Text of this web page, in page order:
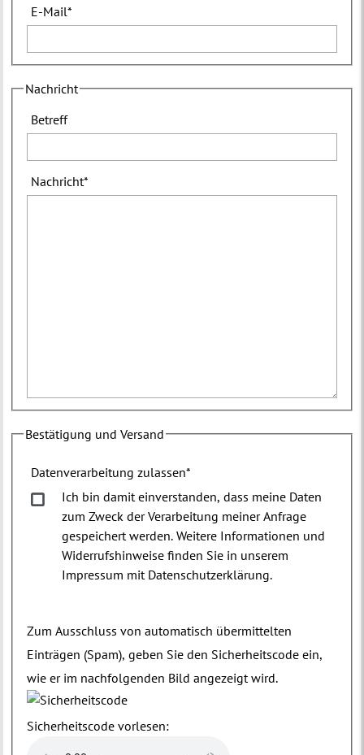
E-Mail*
Nachricht
Betreff
Nachricht*
Bestätigung und Versand
Datenverarbeitung zulassen*
Ich bin damit einverstanden, dass meine Daten
zum Zweck der Verarbeitung meiner Anfrage
gespeichert werden. Weitere Informationen und
Widerrufshinweise finden Sie in unserem
Impressum mit Datenschutzerklärung.
Zum Ausschluss von automatisch übermittelten
Einträgen (Spam), geben Sie den Sicherheitscode ein,
wie er im nachfolgenden Bild angezeigt wird.
Sicherheitscode vorlesen: